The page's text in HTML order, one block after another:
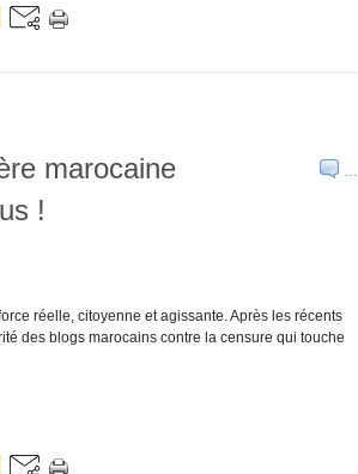
…
marocaine
!
réelle, citoyenne et agissante. Après les récents
des blogs marocains contre la censure qui touche